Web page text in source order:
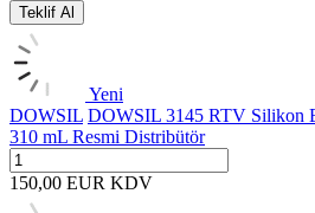
Teklif Al
Yeni
DOWSIL DOWSIL 3145 RTV Silikon
310 mL Resmi Distribütör
150,00 EUR KDV